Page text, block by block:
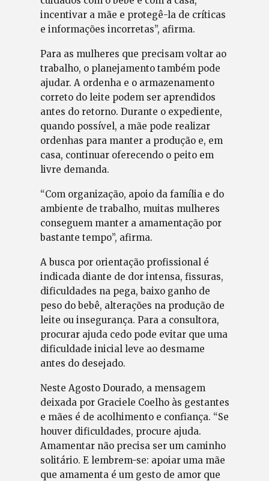
incentivar a mãe e protegê-la de críticas
e informações incorretas”, afirma.
Para as mulheres que precisam voltar ao
trabalho, o planejamento também pode
ajudar. A ordenha e o armazenamento
correto do leite podem ser aprendidos
antes do retorno. Durante o expediente,
quando possível, a mãe pode realizar
ordenhas para manter a produção e, em
casa, continuar oferecendo o peito em
livre demanda.
“Com organização, apoio da família e do
ambiente de trabalho, muitas mulheres
conseguem manter a amamentação por
bastante tempo”, afirma.
A busca por orientação profissional é
indicada diante de dor intensa, fissuras,
dificuldades na pega, baixo ganho de
peso do bebê, alterações na produção de
leite ou insegurança. Para a consultora,
procurar ajuda cedo pode evitar que uma
dificuldade inicial leve ao desmame
antes do desejado.
Neste Agosto Dourado, a mensagem
deixada por Graciele Coelho às gestantes
e mães é de acolhimento e confiança. “Se
houver dificuldades, procure ajuda.
Amamentar não precisa ser um caminho
solitário. E lembrem-se: apoiar uma mãe
que amamenta é um gesto de amor que